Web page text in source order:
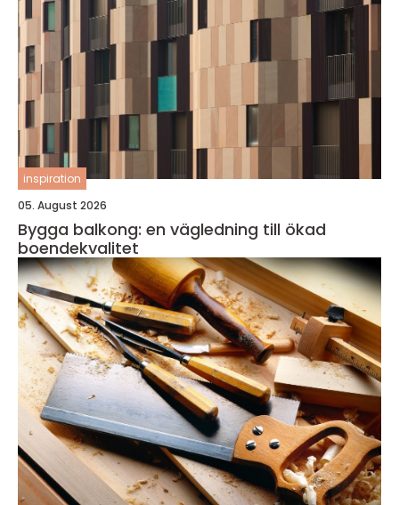
inspiration
05. August 2026
Bygga balkong: en vägledning till ökad
boendekvalitet